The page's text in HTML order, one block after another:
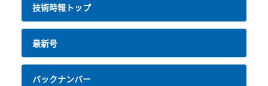
技術時報トップ
最新号
バックナンバー